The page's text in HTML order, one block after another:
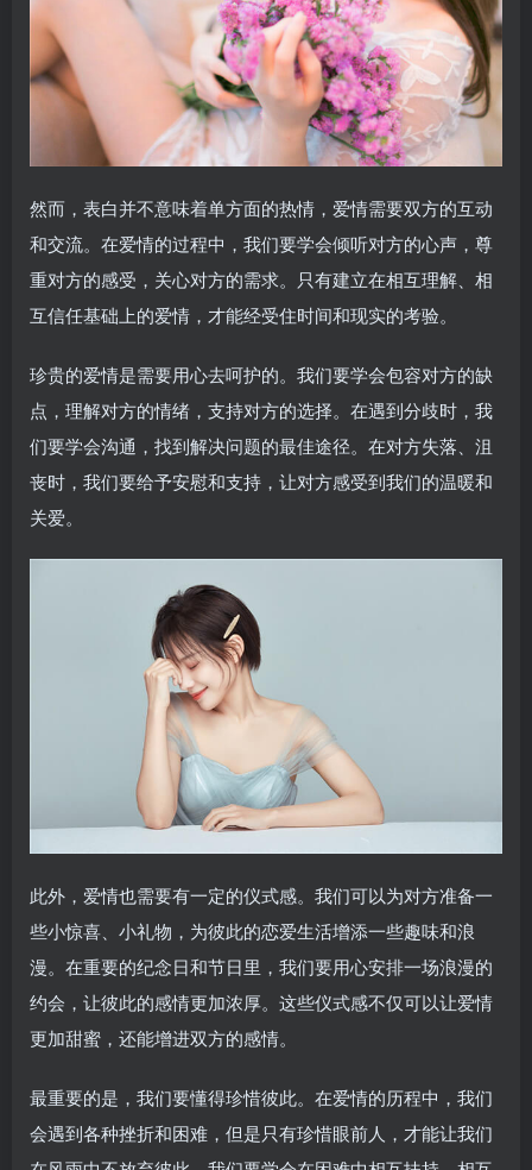
然而，表白并不意味着单方面的热情，爱情需要双方的互动
和交流。在爱情的过程中，我们要学会倾听对方的心声，尊
重对方的感受，关心对方的需求。只有建立在相互理解、相
互信任基础上的爱情，才能经受住时间和现实的考验。
珍贵的爱情是需要用心去呵护的。我们要学会包容对方的缺
点，理解对方的情绪，支持对方的选择。在遇到分歧时，我
们要学会沟通，找到解决问题的最佳途径。在对方失落、沮
丧时，我们要给予安慰和支持，让对方感受到我们的温暖和
关爱。
此外，爱情也需要有一定的仪式感。我们可以为对方准备一
些小惊喜、小礼物，为彼此的恋爱生活增添一些趣味和浪
漫。在重要的纪念日和节日里，我们要用心安排一场浪漫的
约会，让彼此的感情更加浓厚。这些仪式感不仅可以让爱情
更加甜蜜，还能增进双方的感情。
最重要的是，我们要懂得珍惜彼此。在爱情的历程中，我们
会遇到各种挫折和困难，但是只有珍惜眼前人，才能让我们